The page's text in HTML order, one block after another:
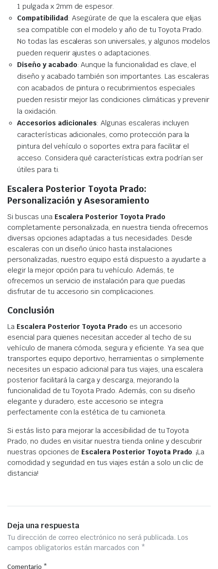
1 pulgada x 2mm de espesor.
Compatibilidad: Asegúrate de que la escalera que elijas
sea compatible con el modelo y año de tu Toyota Prado.
No todas las escaleras son universales, y algunos modelos
pueden requerir ajustes o adaptaciones.
Diseño y acabado: Aunque la funcionalidad es clave, el
diseño y acabado también son importantes. Las escaleras
con acabados de pintura o recubrimientos especiales
pueden resistir mejor las condiciones climáticas y prevenir
la oxidación.
Accesorios adicionales: Algunas escaleras incluyen
características adicionales, como protección para la
pintura del vehículo o soportes extra para facilitar el
acceso. Considera qué características extra podrían ser
útiles para ti.
Escalera Posterior Toyota Prado:
Personalización y Asesoramiento
Si buscas una Escalera Posterior Toyota Prado
completamente personalizada, en nuestra tienda ofrecemos
diversas opciones adaptadas a tus necesidades. Desde
escaleras con un diseño único hasta instalaciones
personalizadas, nuestro equipo está dispuesto a ayudarte a
elegir la mejor opción para tu vehículo. Además, te
ofrecemos un servicio de instalación para que puedas
disfrutar de tu accesorio sin complicaciones.
Conclusión
La Escalera Posterior Toyota Prado es un accesorio
esencial para quienes necesitan acceder al techo de su
vehículo de manera cómoda, segura y eficiente. Ya sea que
transportes equipo deportivo, herramientas o simplemente
necesites un espacio adicional para tus viajes, una escalera
posterior facilitará la carga y descarga, mejorando la
funcionalidad de tu Toyota Prado. Además, con su diseño
elegante y duradero, este accesorio se integra
perfectamente con la estética de tu camioneta.
Si estás listo para mejorar la accesibilidad de tu Toyota
Prado, no dudes en visitar nuestra tienda online y descubrir
nuestras opciones de Escalera Posterior Toyota Prado. ¡La
comodidad y seguridad en tus viajes están a solo un clic de
distancia!
Deja una respuesta
Tu dirección de correo electrónico no será publicada. Los
campos obligatorios están marcados con *
Comentario *